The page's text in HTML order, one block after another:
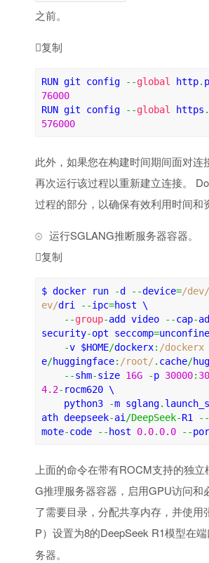
之前。
复制
RUN git config --global http.
76000
RUN git config --global https .
576000
此外，如果您在构建时间期间面对连
再次运行该过程以重新建立连接。
过程的部分，以确保有效利用时间和
运行SGLANG推断服务器容器。
复制
$ docker run -d --device=/dev/
ev/dri --ipc=host \
--group-add video --cap-
security-opt seccomp=
-v $HOME/dockerx: /
e/huggingface: /root/. cache/
--shm-size 16G -p 30000:
4.2- rocm620 \
    python3
-m sglang.
ath deepseek-ai /DeepSeek-R1 --
mote-code -- host 0.0. 0.0 --
上面的命令在带有ROCM支持的独
G推理服务器容器，启用GPU访问和
了需要目录，分配共享内存，并使用
P）设置为8的DeepSeek R1模型在端
务器。